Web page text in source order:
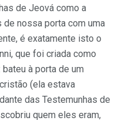
de Jeová como a
de nossa porta com uma
é exatamente isto o
que foi criada como
à porta de um
(ela estava
das Testemunhas de
quem eles eram,